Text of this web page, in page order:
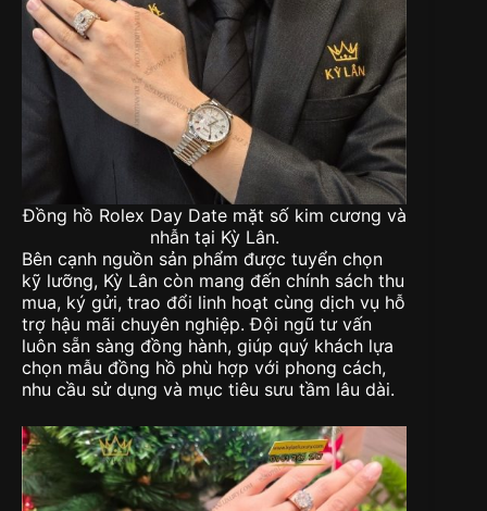
Đồng hồ Rolex Day Date mặt số kim cương và
nhẫn tại Kỳ Lân.
Bên cạnh nguồn sản phẩm được tuyển chọn
kỹ lưỡng, Kỳ Lân còn mang đến chính sách thu
mua, ký gửi, trao đổi linh hoạt cùng dịch vụ hỗ
trợ hậu mãi chuyên nghiệp. Đội ngũ tư vấn
luôn sẵn sàng đồng hành, giúp quý khách lựa
chọn mẫu đồng hồ phù hợp với phong cách,
nhu cầu sử dụng và mục tiêu sưu tầm lâu dài.